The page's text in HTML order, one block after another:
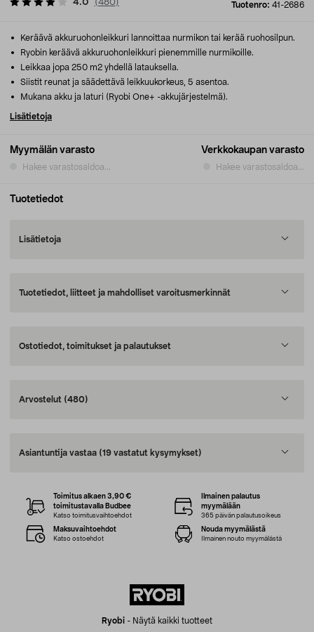
Tuotenro: 41-2686
4.0 (480)
Myymälän varasto
Hakee varastosaldoa...
Verkkokaupan varasto
Hakee varastosaldoa...
Keräävä akkuruohonleikkuri lannoittaa nurmikon tai kerää ruohosilpun.
Ryobin keräävä akkuruohonleikkuri pienemmille nurmikoille.
Leikkaa jopa 250 m2 yhdellä latauksella.
Siistit reunat ja säädettävä leikkuukorkeus, 5 asentoa.
Mukana akku ja laturi (Ryobi One+ -akkujärjestelmä).
Lisätietoja
Tuotetiedot
Lisätietoja
Tuotetiedot, liitteet ja mahdolliset varoitusmerkinnät
Ostotiedot, toimitukset ja palautukset
Arvostelut (480)
Asiantuntija vastaa (19 vastatut kysymykset)
Ryobi - Näytä kaikki tuotteet
Toimitus alkaen 3,90 €
toimitustavalla Budbee
Katso toimitusvaihtoehdot
Ilmainen palautus
myymälään
365 päivän palautusoikeus
Maksuvaihtoehdot
Katso ostoehdot
Nouda myymälästä
Ilmainen nouto myymälästä